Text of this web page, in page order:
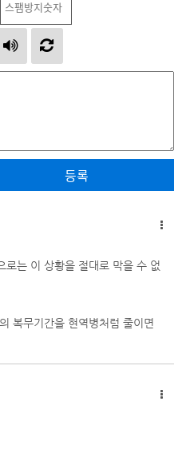
등록
로는 이 상황을 절대로 막을 수 없
복무기간을 현역병처럼 줄이면